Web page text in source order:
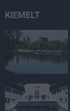
KIEMELT